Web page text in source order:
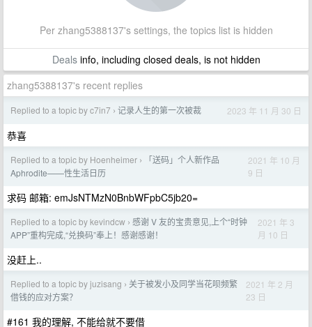
Per zhang5388137's settings, the topics list is hidden
Dealsinfo, including closed deals, is not hidden
zhang5388137's recent replies
Replied to a topic by c7in7 › 记录人生的第一次被裁 2023 年 11 月 30 日
恭喜
Replied to a topic by Hoenheimer ›
「送码」个人新作品
Aphrodite——性生活日历
2021 年 10 月
9 日
求码 邮箱: emJsNTMzN0BnbWFpbC5jb20=
Replied to a topic by kevindcw › 感谢 V 友的宝贵意见,上个“时钟
APP”重构完成,“兑换码”奉上！感谢感谢！
2021 年 3
月 10 日
没赶上..
Replied to a topic by juzisang › 关于被发小及同学当花呗频繁
借钱的应对方案？
2021 年 2 月
23 日
#161 我的理解, 不能给就不要借